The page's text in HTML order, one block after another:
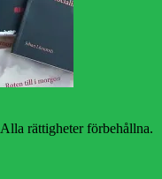
rättigheter förbehållna.